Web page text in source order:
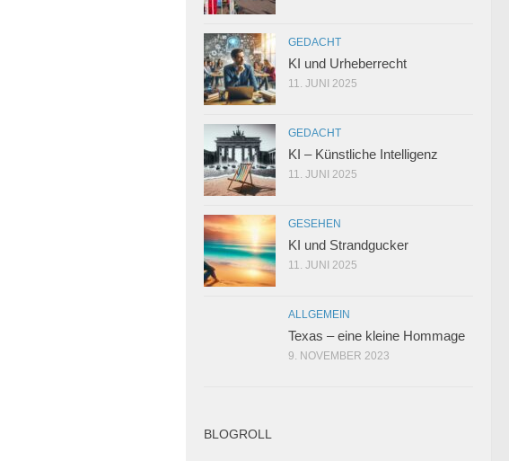
GEDACHT
KI und Urheberrecht
11. JUNI 2025
GEDACHT
KI – Künstliche Intelligenz
11. JUNI 2025
GESEHEN
KI und Strandgucker
11. JUNI 2025
ALLGEMEIN
Texas – eine kleine Hommage
9. NOVEMBER 2023
BLOGROLL